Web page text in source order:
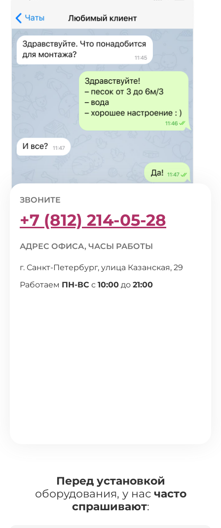
ЗВОНИТЕ
+7 (812) 214-05-28
АДРЕС ОФИСА, ЧАСЫ РАБОТЫ
г. Санкт-Петербург, улица Казанская, 29
Работаем ПН-ВС с 10:00 до 21:00
Перед установкой
оборудования, у нас часто
спрашивают: